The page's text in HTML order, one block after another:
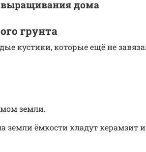
выращивания дома
грунта
кустики, которые ещё не
земли.
земли ёмкости кладут керамзит